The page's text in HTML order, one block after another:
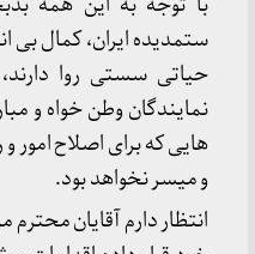
ستمدیده ایران، کمال بی
نمایندگان وطن خواه و
هایی که برای اصلاح
و میسر نخواهد بود.
انتظار دارم آقایان